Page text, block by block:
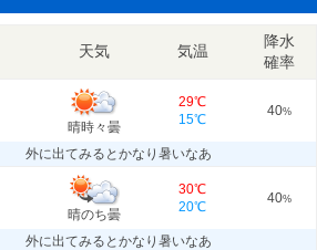
天気 気温
降水
確率
晴時々曇
29℃
15℃
40%
外に出てみるとかなり暑いなあ
晴のち曇
30℃
20℃
40%
外に出てみるとかなり暑いなあ